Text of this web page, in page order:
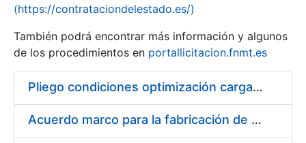
Show/Hide
(https://contrataciondelestado.es/)
También podrá encontrar más información y algunos
de los procedimientos en portallicitacion.fnmt.es
Pliego condiciones optimización cargas compras firmado
Acuerdo marco para la fabricación de piezas